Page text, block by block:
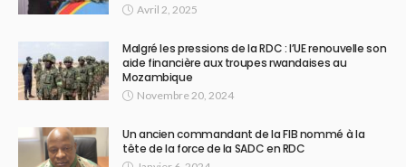
Avril 2, 2025
Malgré les pressions de la RDC : l’UE renouvelle son
aide financière aux troupes rwandaises au
Mozambique
Novembre 20, 2024
Un ancien commandant de la FIB nommé à la
tête de la force de la SADC en RDC